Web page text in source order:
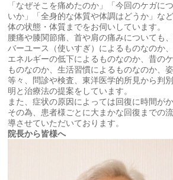
「なぜそこを痛めたのか」「今回のケガに
いか」「全身的な体質や体調はどうか」な
体の状態・体質までをお伺いしています。
腰痛や膝関節痛、首や肩の痛みについても
バーユース（使いすぎ）によるものなのか
エネルギーの低下によるものなのか、昔の
ものなのか、生活習慣によるものなのか、
等々、問診や検査、東洋医学的所見から判
明と治療法の提案をしています。
また、症状の原因によっては回復に時間が
その為、患者様ごとに大まかな回復までの
導させていただいております。
院長から皆様へ